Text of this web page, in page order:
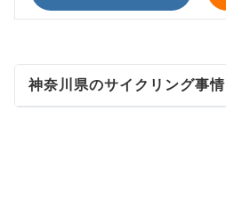
神奈川県のサイクリング事情